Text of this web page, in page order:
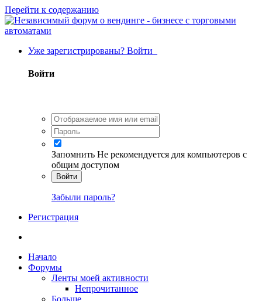
Перейти к содержанию
Уже зарегистрированы? Войти
Войти
Запомнить Не рекомендуется для компьютеров с
общим доступом
Войти
Забыли пароль?
Регистрация
Начало
Форумы
Ленты моей активности
Непрочитанное
Больше